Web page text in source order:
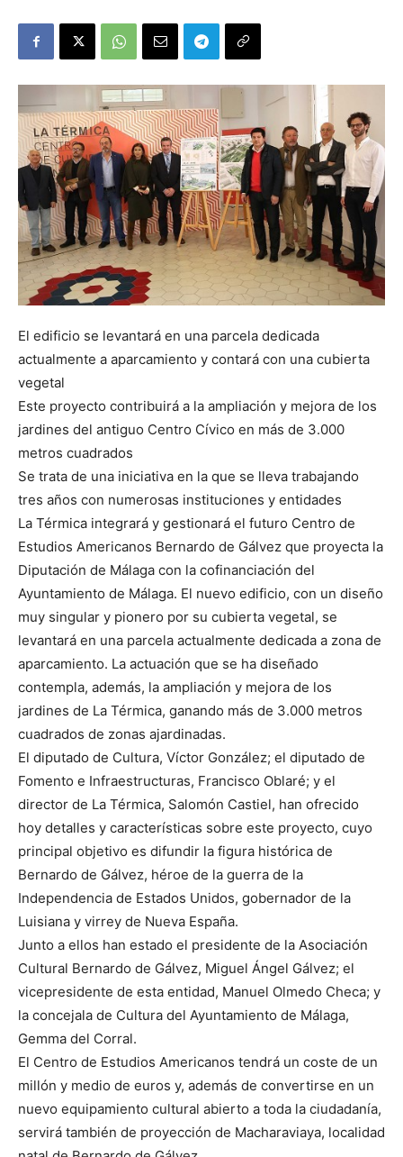
El edificio se levantará en una parcela dedicada
actualmente a aparcamiento y contará con una cubierta
vegetal
Este proyecto contribuirá a la ampliación y mejora de los
jardines del antiguo Centro Cívico en más de 3.000
metros cuadrados
Se trata de una iniciativa en la que se lleva trabajando
tres años con numerosas instituciones y entidades
La Térmica integrará y gestionará el futuro Centro de
Estudios Americanos Bernardo de Gálvez que proyecta la
Diputación de Málaga con la cofinanciación del
Ayuntamiento de Málaga. El nuevo edificio, con un diseño
muy singular y pionero por su cubierta vegetal, se
levantará en una parcela actualmente dedicada a zona de
aparcamiento. La actuación que se ha diseñado
contempla, además, la ampliación y mejora de los
jardines de La Térmica, ganando más de 3.000 metros
cuadrados de zonas ajardinadas.
El diputado de Cultura, Víctor González; el diputado de
Fomento e Infraestructuras, Francisco Oblaré; y el
director de La Térmica, Salomón Castiel, han ofrecido
hoy detalles y características sobre este proyecto, cuyo
principal objetivo es difundir la figura histórica de
Bernardo de Gálvez, héroe de la guerra de la
Independencia de Estados Unidos, gobernador de la
Luisiana y virrey de Nueva España.
Junto a ellos han estado el presidente de la Asociación
Cultural Bernardo de Gálvez, Miguel Ángel Gálvez; el
vicepresidente de esta entidad, Manuel Olmedo Checa; y
la concejala de Cultura del Ayuntamiento de Málaga,
Gemma del Corral.
El Centro de Estudios Americanos tendrá un coste de un
millón y medio de euros y, además de convertirse en un
nuevo equipamiento cultural abierto a toda la ciudadanía,
servirá también de proyección de Macharaviaya, localidad